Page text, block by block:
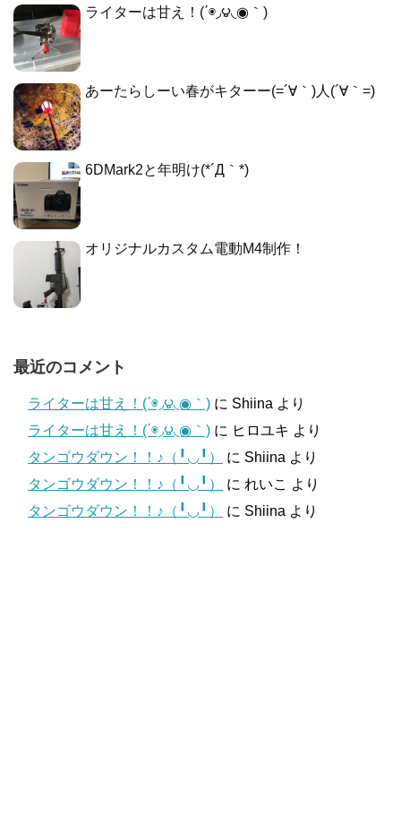
ライターは甘え！(΄◉◞౪◟◉｀)
あーたらしーい春がキターー(=´∀｀)人(´∀｀=)
6DMark2と年明け(*´Д｀*)
オリジナルカスタム電動M4制作！
最近のコメント
ライターは甘え！(΄◉◞౪◟◉｀) に Shiina より
ライターは甘え！(΄◉◞౪◟◉｀) に ヒロユキ より
タンゴウダウン！！♪（╹◡╹）
に Shiina より
タンゴウダウン！！♪（╹◡╹）
に れいこ より
タンゴウダウン！！♪（╹◡╹）
に Shiina より